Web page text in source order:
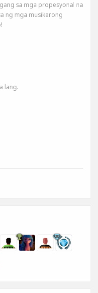
sa mga propesyonal na
ng mga musikerong
lang.